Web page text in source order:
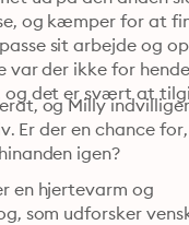
og kæmper for at
sit arbejde og
der ikke for
og det er svært at
og Milly
Er der en chance
igen?
en hjertevarm og
som udforsker